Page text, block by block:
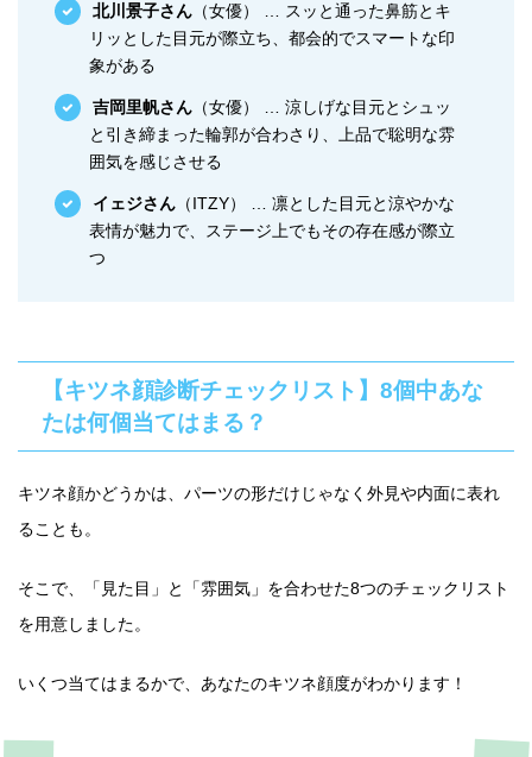
北川景子さん（女優） … スッと通った鼻筋とキ
リッとした目元が際立ち、都会的でスマートな印
象がある
吉岡里帆さん（女優） … 涼しげな目元とシュッ
と引き締まった輪郭が合わさり、上品で聡明な雰
囲気を感じさせる
イェジさん（ITZY） … 凛とした目元と涼やかな
表情が魅力で、ステージ上でもその存在感が際立
つ
【キツネ顔診断チェックリスト】8個中あな
たは何個当てはまる？
キツネ顔かどうかは、パーツの形だけじゃなく外見や内面に表れ
ることも。
そこで、「見た目」と「雰囲気」を合わせた8つのチェックリスト
を用意しました。
いくつ当てはまるかで、あなたのキツネ顔度がわかります！